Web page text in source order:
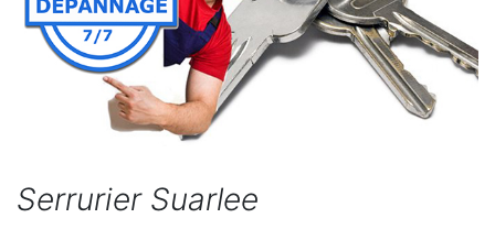
Serrurier Suarlee